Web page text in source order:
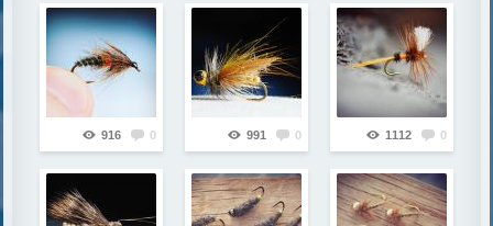
916 0 991 0 1112 0